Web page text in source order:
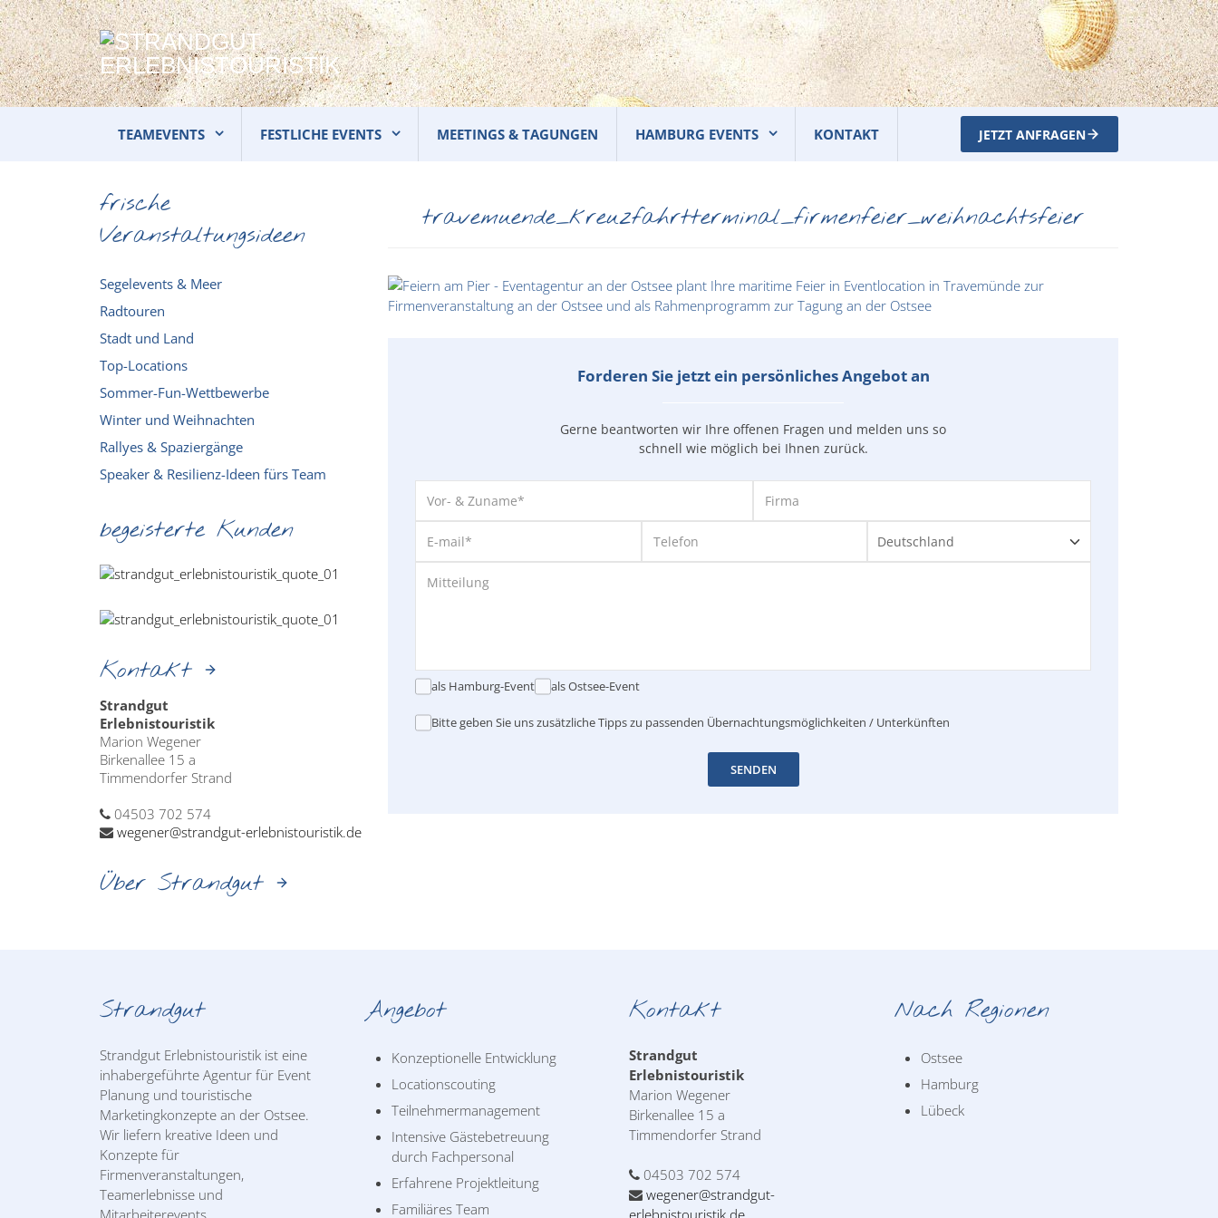
JETZT ANFRAGEN
TEAMEVENTS FESTLICHE EVENTS MEETINGS & TAGUNGEN HAMBURG EVENTS KONTAKT
travemuende_kreuzfahrtterminal_firmenfeier_weihnachtsfeier
Forderen Sie jetzt ein persönliches Angebot an
Gerne beantworten wir Ihre offenen Fragen und melden uns so
schnell wie möglich bei Ihnen zurück.
als Hamburg-Event als Ostsee-Event
Bitte geben Sie uns zusätzliche Tipps zu passenden Übernachtungsmöglichkeiten / Unterkünften
SENDEN
frische
Veranstaltungsideen
Segelevents & Meer
Radtouren
Stadt und Land
Top-Locations
Sommer-Fun-Wettbewerbe
Winter und Weihnachten
Rallyes & Spaziergänge
Speaker & Resilienz-Ideen fürs Team
begeisterte Kunden
Kontakt
Strandgut
Erlebnistouristik
Marion Wegener
Birkenallee 15 a
Timmendorfer Strand
04503 702 574
wegener@strandgut-erlebnistouristik.de
Über Strandgut
Strandgut
Strandgut Erlebnistouristik ist eine
inhabergeführte Agentur für Event
Planung und touristische
Marketingkonzepte an der Ostsee.
Wir liefern kreative Ideen und
Konzepte für
Firmenveranstaltungen,
Teamerlebnisse und
Mitarbeiterevents.
Angebot
Konzeptionelle Entwicklung
Locationscouting
Teilnehmermanagement
Intensive Gästebetreuung
durch Fachpersonal
Erfahrene Projektleitung
Familiäres Team
Kontakt
Strandgut
Erlebnistouristik
Marion Wegener
Birkenallee 15 a
Timmendorfer Strand
04503 702 574
wegener@strandgut-
erlebnistouristik.de
Nach Regionen
Ostsee
Hamburg
Lübeck